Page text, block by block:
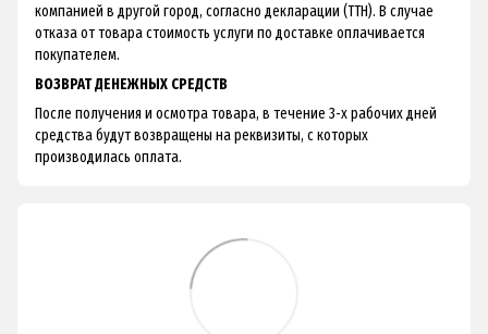
компанией в другой город, согласно декларации (ТТН). В случае
отказа от товара стоимость услуги по доставке оплачивается
покупателем.
ВОЗВРАТ ДЕНЕЖНЫХ СРЕДСТВ
После получения и осмотра товара, в течение 3-х рабочих дней
средства будут возвращены на реквизиты, с которых
производилась оплата.